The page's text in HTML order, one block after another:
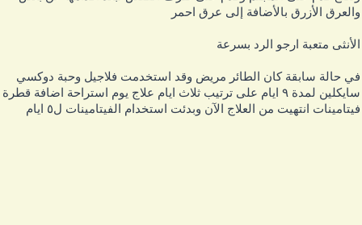
الأزرق بالأضافة إلى عرق احمر
متعبة ارجو الرد بسرعة
حالة سابقة كان الطائر مريض وقد استخدمت فلاجيل وحبة دوكسي
سايكلين لمدة ٩ ايام على ترتيب ثلاث ايام علاج يوم استراحة اضافة قطرة
انتهيت من العلاج الآن وبدئت استخدام الفيتامينات ل٥ ايام